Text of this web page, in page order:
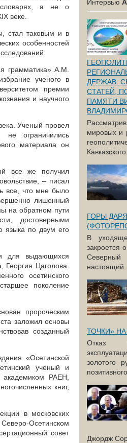
словарях, а не о
веке.
стал таковым и в
особенностей
грамматика» А.М.
ученого в
премии
и научного
Ученый провел
не ограничились
материала он
все же получил
– писал
все, что мне было
лишенный
на обратном пути
достоверными
языка по двум его
для выдающихся
Георгия Цаголова.
осетинского
поколение
пророческим
заложил основы
созданный
«Осетинской
ученый и
РАЕН,
книг,
в московских
Осетинском
совет
Интервью
ДЕРЖАВ.
СТАТЕЙ,
ПАМЯТИ
мировых и
ГОРЫ
В
закроется
настоящий...
ТОЧКИ»
Отказ
золотого
Джордж